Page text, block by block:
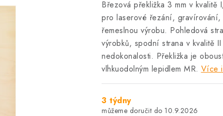
Březová překližka 3 mm v
pro laserové řezání,
řemeslnou výrobu. Pohledová
výrobků, spodní strana v kvalitě
nedokonalosti. Překližka je
vlhkuodolným lepidlem MR. Více
3 týdny
10.9.2026